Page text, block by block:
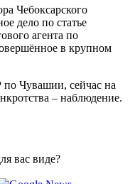
Чебоксарского
дело по статье
агента по
в крупном
Чувашии, сейчас на
– наблюдение.
вас виде?